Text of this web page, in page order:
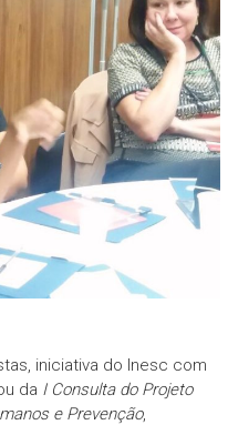
iniciativa do Inesc com
da I Consulta do Projeto
e Prevenção,